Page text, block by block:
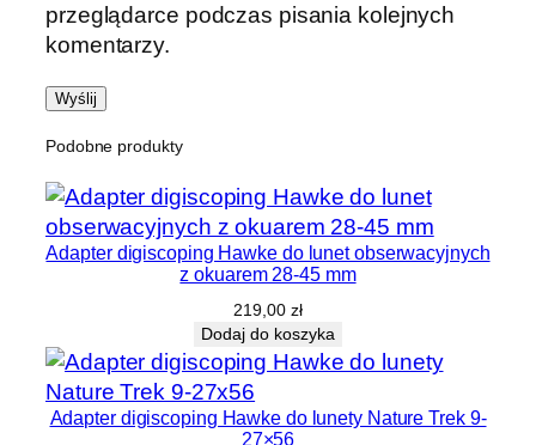
przeglądarce podczas pisania kolejnych
komentarzy.
Podobne produkty
Adapter digiscoping Hawke do lunet obserwacyjnych
z okuarem 28-45 mm
219,00 zł
Dodaj do koszyka
Adapter digiscoping Hawke do lunety Nature Trek 9-
27×56